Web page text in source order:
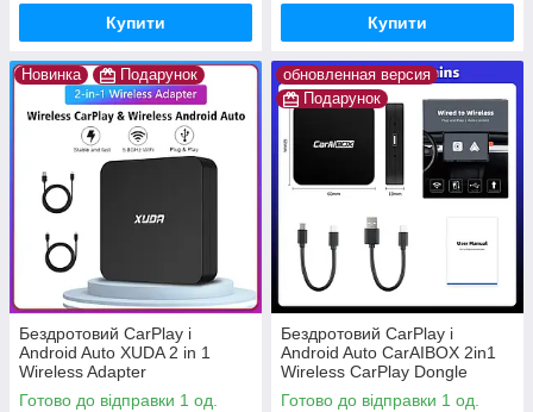
Купити Купити
Новинка Подарунок
Бездротовий CarPlay і
Android Auto XUDA 2 in 1
Wireless Adapter
Готово до відправки 1 од.
обновленная версия
Подарунок
Бездротовий CarPlay і
Android Auto CarAIBOX 2in1
Wireless CarPlay Dongle
Wireless
Готово до відправки 1 од.